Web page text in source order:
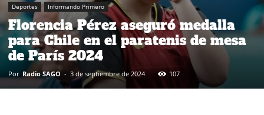
Deportes Informando Primero
Florencia Pérez aseguró medalla
para Chile en el paratenis de mesa
de París 2024
Por Radio SAGO - 3 de septiembre de 2024 107